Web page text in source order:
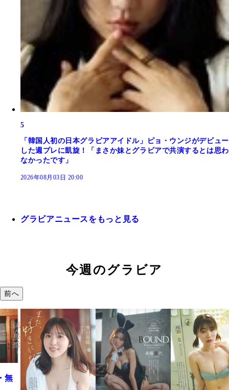
5
「韓国人初の日本グラビアアイドル」ピョ・ウンジがデビュー
した週プレに凱旋！「まさか妹とグラビアで共演するとは思わ
なかったです」
2026年08月03日 20:00
グラビアニュースをもっと見る
今週のグラビア
前へ